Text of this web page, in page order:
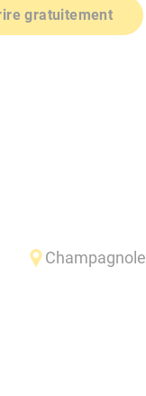
gratuitement
Champagnole